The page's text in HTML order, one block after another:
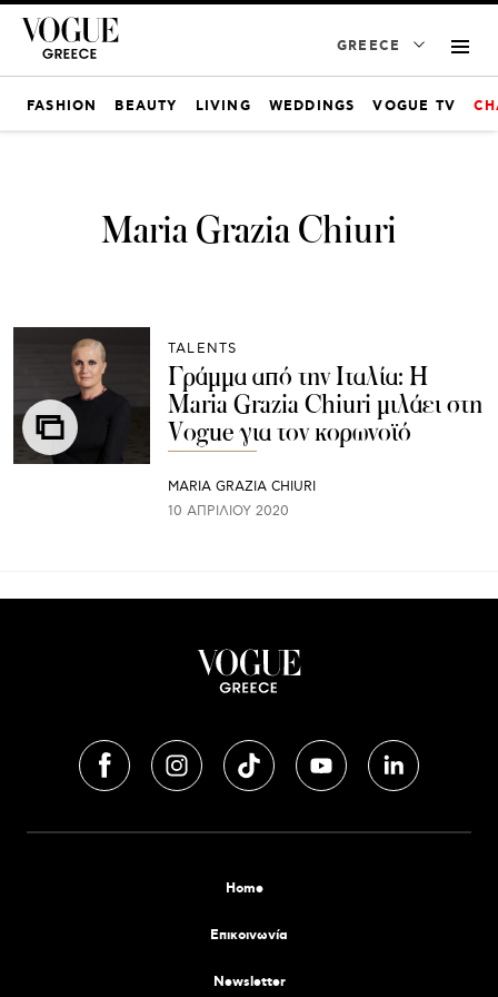
GREECE
FASHION BEAUTY LIVING WEDDINGS VOGUE TV
Maria Grazia Chiuri
TALENTS
Γράμμα από την Ιταλία: H
Maria Grazia Chiuri μιλάει στη
Vogue για τον κορωνοϊό
MARIA GRAZIA CHIURI
10 ΑΠΡΙΛΊΟΥ 2020
Home
Επικοινωνία
Newsletter